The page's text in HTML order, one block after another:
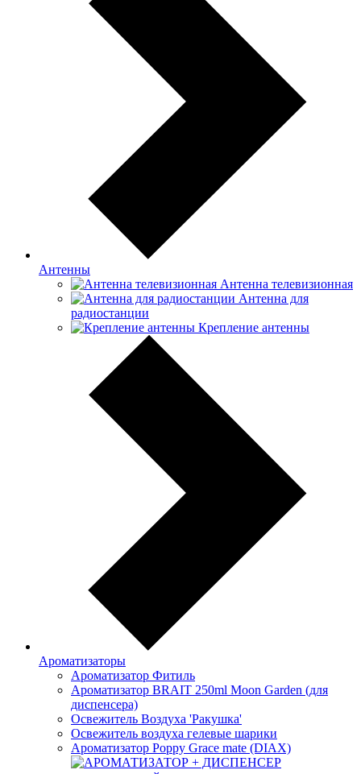
Антенны
Антенна телевизионная
Антенна для
радиостанции
Крепление антенны
Ароматизаторы
Ароматизатор Фитиль
Ароматизатор BRAIT 250ml Moon Garden (для
диспенсера)
Освежитель Воздуха 'Ракушка'
Освежитель воздуха гелевые шарики
Ароматизатор Poppy Grace mate (DIAX)